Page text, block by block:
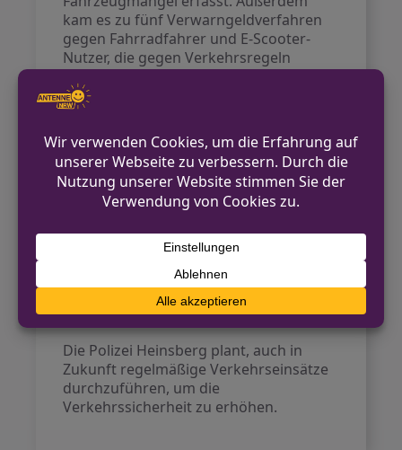
kam es zu fünf Verwarngeldverfahren
gegen Fahrradfahrer und E-Scooter-
Nutzer, die gegen Verkehrsregeln
Gehwegnutzung und Handynutzung
während der Fahrt.
Im Rahmen von
Geschwindigkeitsmessungen wurden
118 Fahrzeuge überprüft, von denen 11
zu schnell unterwegs waren. Dies führte
Bußgeldverfahren. Ein weiteres
Geschwindigkeitsüberschreitungen im
30er Bereich gelegt, wobei insgesamt 24
Überschreitungen festgestellt wurden.
Die Polizei Heinsberg plant, auch in
Zukunft regelmäßige Verkehrseinsätze
durchzuführen, um die
Verkehrssicherheit zu erhöhen.